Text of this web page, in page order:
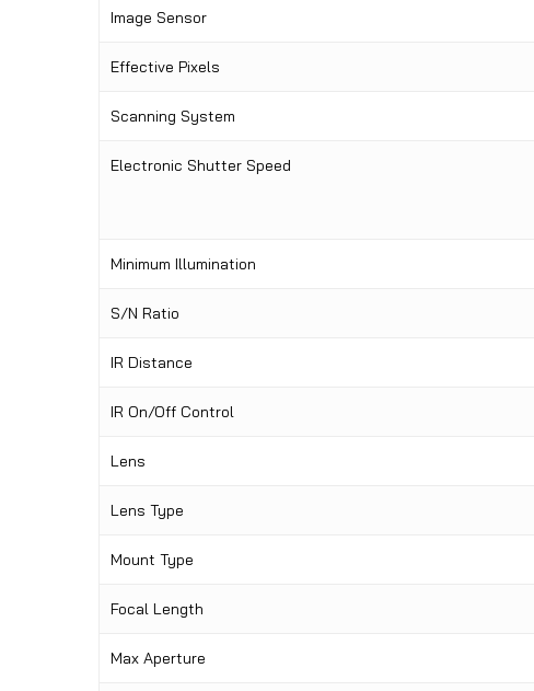
Image Sensor
Effective Pixels
Scanning System
Electronic Shutter Speed
Minimum Illumination
S/N Ratio
IR Distance
IR On/Off Control
Lens
Lens Type
Mount Type
Focal Length
Max Aperture